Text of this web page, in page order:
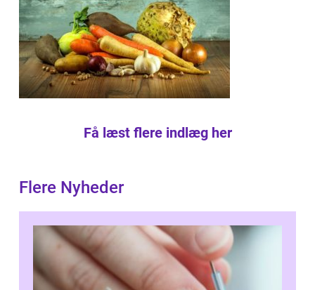
Få læst flere indlæg her
Flere Nyheder